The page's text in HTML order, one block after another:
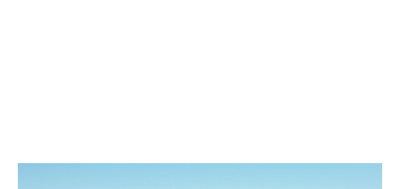
Actualidad